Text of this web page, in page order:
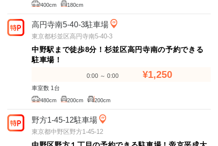
400cm 180cm
高円寺南5-40-3駐車場
東京都杉並区高円寺南5-40-3
中野駅まで徒歩8分！杉並区高円寺南の予約できる
駐車場！
0:00 ～ 0:00 ¥1,250
車室数 1台
480cm 200cm 200cm
野方1-45-12駐車場
東京都中野区野方1-45-12